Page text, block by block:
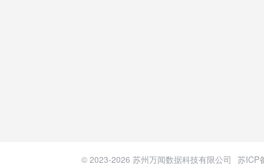
© 2023-2026 苏州万闻数据科技有限公司 苏ICP